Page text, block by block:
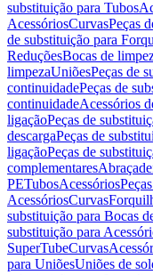
substituição para Tubos
AcessóriosCurvasPeças
de substituição para
ReduçõesBocas de
limpezaUniõesPeças de
continuidadePeças de
continuidadeAcessórios
ligaçãoPeças de
descargaPeças de
ligaçãoPeças de
complementares
PETubosAcessórios
AcessóriosCurvas
substituição para Bocas
substituição para
SuperTubeCurvas
para UniõesUniões de